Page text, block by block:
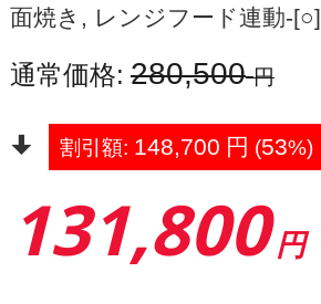
面焼き, レンジフード連動-[○]
通常価格: 280,500 円
割引額: 148,700 円 (53%)
131,800 円